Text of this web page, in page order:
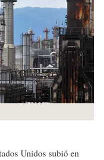
Unidos subió en